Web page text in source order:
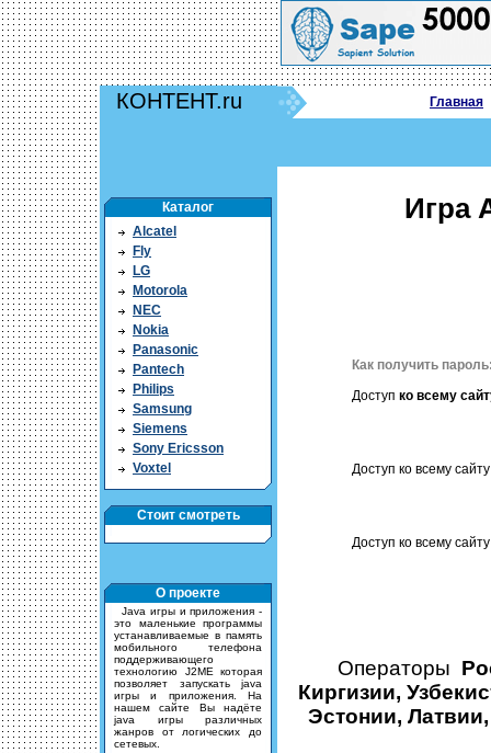
КОНТЕНТ.ru Главная
Каталог
Alcatel
Fly
LG
Motorola
NEC
Nokia
Panasonic
Pantech
Philips
Samsung
Siemens
Sony Ericsson
Voxtel
Стоит смотреть
О проекте
Java игры и приложения -
это маленькие программы
устанавливаемые в память
мобильного телефона
поддерживающего
технологию J2ME которая
позволяет запускать java
игры и приложения. На
нашем сайте Вы надёте
java игры различных
жанров от логических до
сетевых.
Игра
Как получить
Доступ ко всему
Доступ ко всему
Доступ ко всему
Операторы
Киргизии,
Эстонии,